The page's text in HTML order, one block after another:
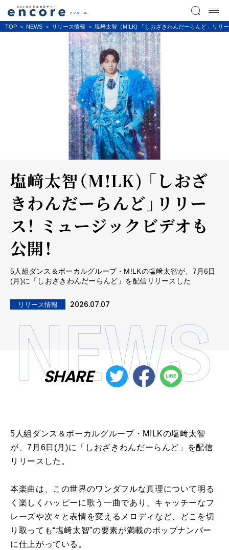
TOP NEWS リリース情報 塩﨑太智（M!LK) 「しおざきわんだーらんど」リリ
塩﨑太智（M!LK) 「しおざ
きわんだーらんど」リリー
ス！ ミュージックビデオも
公開！
5人組ダンス＆ボーカルグループ・M!LKの塩﨑太智が、7月6日
(月)に「しおざきわんだーらんど」を配信リリースした
リリース情報 2026.07.07
SHARE
5人組ダンス＆ボーカルグループ・M!LKの塩﨑太智
が、7月6日(月)に「しおざきわんだーらんど」を配信
リリースした。
本楽曲は、この世界のワンダフルな真理について明る
く楽しくハッピーに歌う一曲であり、キャッチーなフ
レーズや次々と表情を変えるメロディなど、どこを切
り取っても“塩﨑太智”の要素が満載のポップナンバー
に仕上がっている。